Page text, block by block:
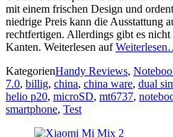
mit einem frischen Design und
niedrige Preis kann die Ausstattung
rechtfertigen. Allerdings gibt es
Kanten. Weiterlesen auf
KategorienHandy Reviews,
7.0, billig, china, china ware, dual
helio p20, microSD, mt6737,
smartphone, Test